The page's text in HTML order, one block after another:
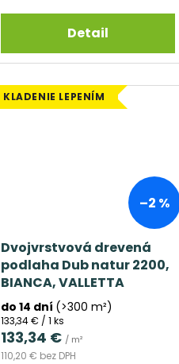
Detail
KLADENIE LEPENÍM
–2 %
Dvojvrstvová drevená
podlaha Dub natur 2200,
BIANCA, VALLETTA
do 14 dní (>300 m²)
110,20 € bez DPH
133,34 € / m²
Jednotková
cena:
133,34 € / 1 ks